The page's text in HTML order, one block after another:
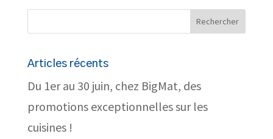
Articles récents
Du 1er au 30 juin, chez BigMat, des
promotions exceptionnelles sur les
cuisines !